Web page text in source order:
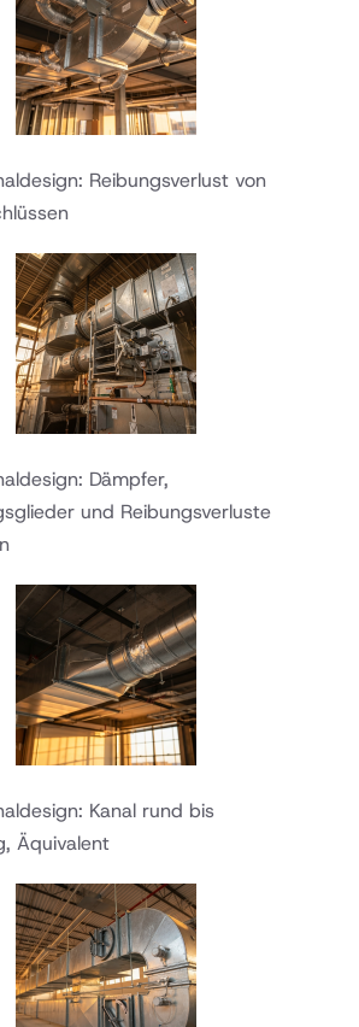
Reibungsverlust von
Dämpfer,
und Reibungsverluste
Kanal rund bis
Äquivalent